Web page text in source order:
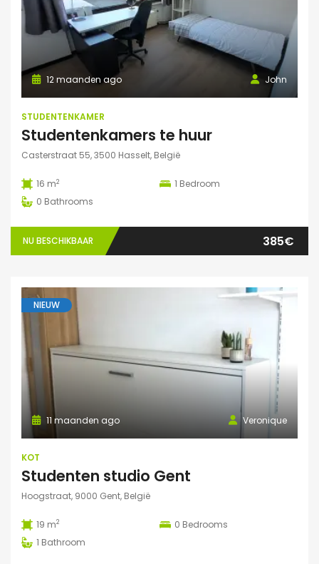
John
12 maanden ago
STUDENTENKAMER
Studentenkamers te huur
Casterstraat 55, 3500 Hasselt, België
16 m2 1 Bedroom
0 Bathrooms
NU BESCHIKBAAR 385€
NIEUW
Veronique
11 maanden ago
KOT
Studenten studio Gent
Hoogstraat, 9000 Gent, België
19 m2 0 Bedrooms
1 Bathroom